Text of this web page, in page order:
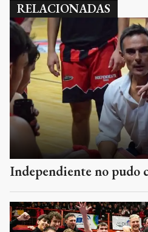
RELACIONADAS
Independiente no pudo